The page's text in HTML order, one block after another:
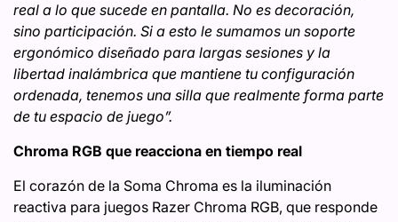
real a lo que sucede en pantalla. No es decoración,
sino participación. Si a esto le sumamos un soporte
ergonómico diseñado para largas sesiones y la
libertad inalámbrica que mantiene tu configuración
ordenada, tenemos una silla que realmente forma parte
de tu espacio de juego”.
Chroma RGB que reacciona en tiempo real
El corazón de la Soma Chroma es la iluminación
reactiva para juegos Razer Chroma RGB, que responde